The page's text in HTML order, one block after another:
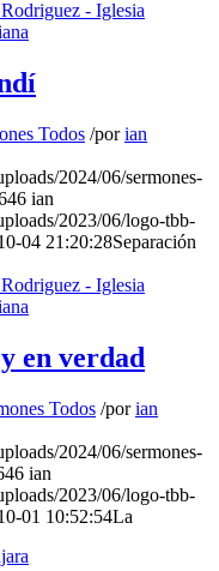
Todos /porian
2024/06/sermones-
ian
2023/06/logo-tbb-
04 21:20:28Separación
en verdad
Todos /porian
2024/06/sermones-
ian
2023/06/logo-tbb-
01 10:52:54La